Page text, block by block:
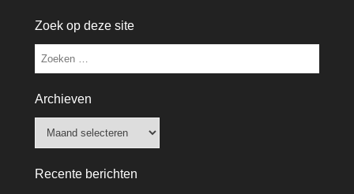
Zoek op deze site
Zoeken
Archieven
Recente berichten